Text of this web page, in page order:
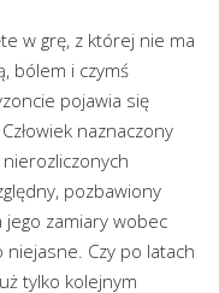
w grę, z której nie ma
bólem i czymś
pojawia się
naznaczony
pozbawiony
jego zamiary wobec
Czy po latach
tylko kolejnym